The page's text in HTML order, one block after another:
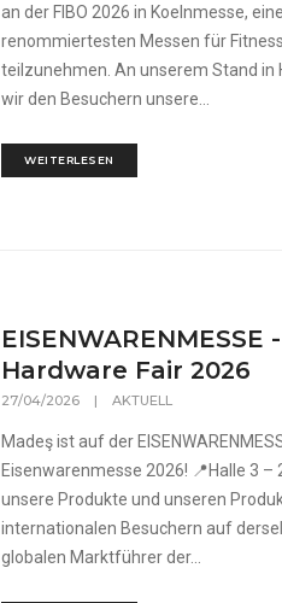
an der FIBO 2026 in Koelnmesse,
renommiertesten Messen für
teilzunehmen. An unserem Stand in
wir den Besuchern unsere...
WEITERLESEN
Hardware Fair 2026
27/04/2026 |AKTUELL
Madeş ist auf der
Eisenwarenmesse 2026! 📍Halle 3 –
unsere Produkte und unseren
internationalen Besuchern auf
globalen Marktführer der...